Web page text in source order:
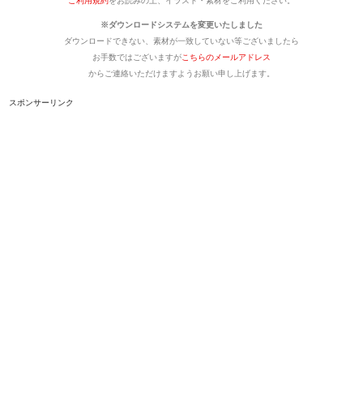
※ダウンロードシステムを変更いたしました
ダウンロードできない、素材が一致していない等ございましたら
お手数ではございますがこちらのメールアドレス
からご連絡いただけますようお願い申し上げます。
スポンサーリンク